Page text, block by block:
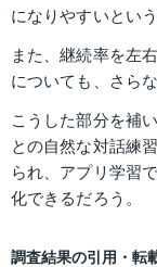
になりやすいとい
また、継続率を左
についても、さら
こうした部分を補
との自然な対話練
られ、アプリ学習
化できるだろう。
調査結果の引用・転